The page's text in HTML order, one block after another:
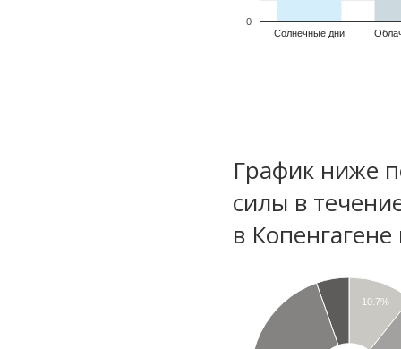
Солнечные дни
0
График ниже
силы в
в
10.7%